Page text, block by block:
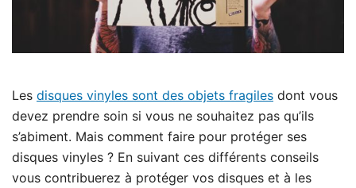
Les disques vinyles sont des objets fragiles dont vous
devez prendre soin si vous ne souhaitez pas qu’ils
s’abiment. Mais comment faire pour protéger ses
disques vinyles ? En suivant ces différents conseils
vous contribuerez à protéger vos disques et à les